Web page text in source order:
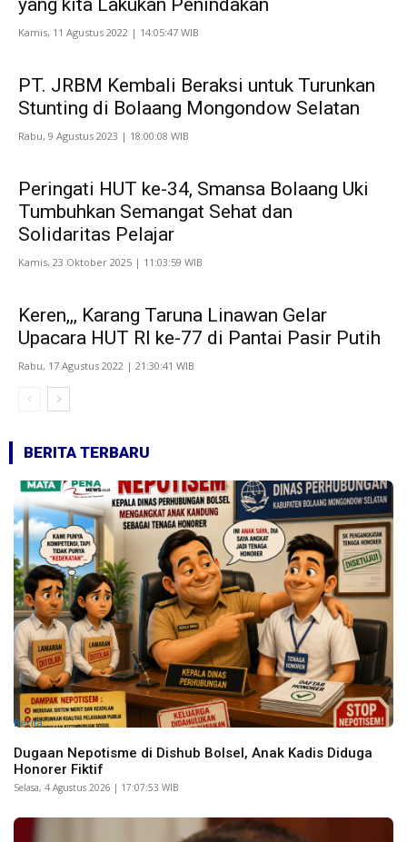
yang kita Lakukan Penindakan
Kamis, 11 Agustus 2022 | 14:05:47 WIB
PT. JRBM Kembali Beraksi untuk Turunkan
Stunting di Bolaang Mongondow Selatan
Rabu, 9 Agustus 2023 | 18:00:08 WIB
Peringati HUT ke-34, Smansa Bolaang Uki
Tumbuhkan Semangat Sehat dan
Solidaritas Pelajar
Kamis, 23 Oktober 2025 | 11:03:59 WIB
Keren,,, Karang Taruna Linawan Gelar
Upacara HUT RI ke-77 di Pantai Pasir Putih
Rabu, 17 Agustus 2022 | 21:30:41 WIB
BERITA TERBARU
Berita
Dugaan Nepotisme di Dishub Bolsel, Anak Kadis Diduga
Honorer Fiktif
Selasa, 4 Agustus 2026 | 17:07:53 WIB